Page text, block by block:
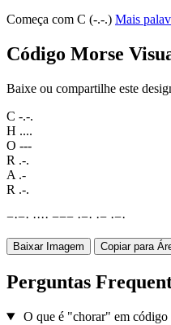
Começa com C (-.-.) Mais
Código Morse
Baixe ou compartilhe este
C -.-.
H ....
O ---
R .-.
A .-
R .-.
−·−· ···· −−− ·−· ·− ·−·
Baixar Imagem Copiar para
Perguntas
O que é "chorar" em código